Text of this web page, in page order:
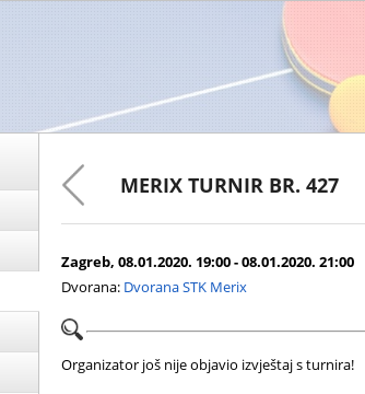
MERIX TURNIR BR. 427
Zagreb, 08.01.2020. 19:00 - 08.01.2020. 21:00
Dvorana: Dvorana STK Merix
Organizator još nije objavio izvještaj s turnira!